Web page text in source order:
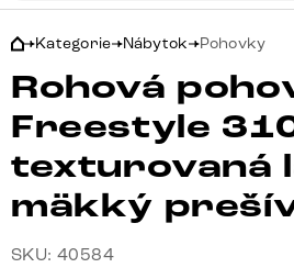
Kategorie Nábytok Pohovky
Rohová
Freestyle
texturovaná
mäkký
SKU: 40584